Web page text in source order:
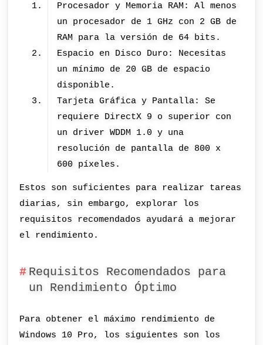
Procesador y Memoria RAM: Al menos
un procesador de 1 GHz con 2 GB de
RAM para la versión de 64 bits.
Espacio en Disco Duro: Necesitas
un mínimo de 20 GB de espacio
disponible.
Tarjeta Gráfica y Pantalla: Se
requiere DirectX 9 o superior con
un driver WDDM 1.0 y una
resolución de pantalla de 800 x
600 píxeles.
Estos son suficientes para realizar tareas
diarias, sin embargo, explorar los
requisitos recomendados ayudará a mejorar
el rendimiento.
Requisitos Recomendados para
un Rendimiento Óptimo
Para obtener el máximo rendimiento de
Windows 10 Pro, los siguientes son los